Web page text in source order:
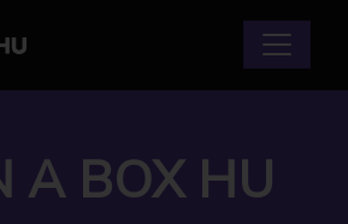
A BOX HU